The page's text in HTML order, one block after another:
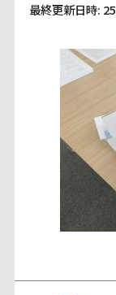
最終更新日時: